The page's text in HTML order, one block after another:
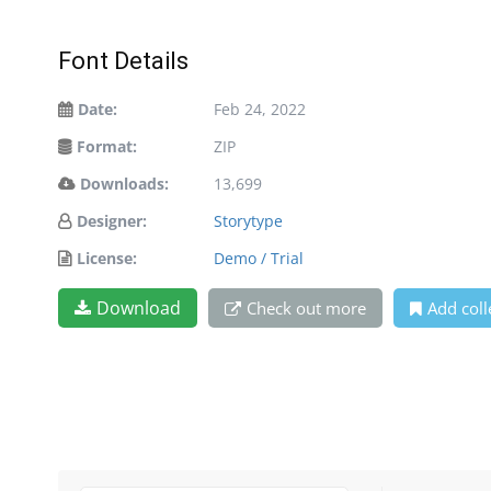
Font Details
Date:
Feb 24, 2022
Format:
ZIP
Downloads:
13,699
Designer:
Storytype
License:
Demo / Trial
Download Check out more Add